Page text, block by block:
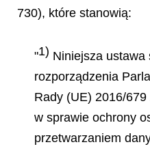
730), które stanowią:
"1) Niniejsza ustawa
rozporządzenia
Rady (UE) 2016/
w sprawie ochrony
przetwarzaniem